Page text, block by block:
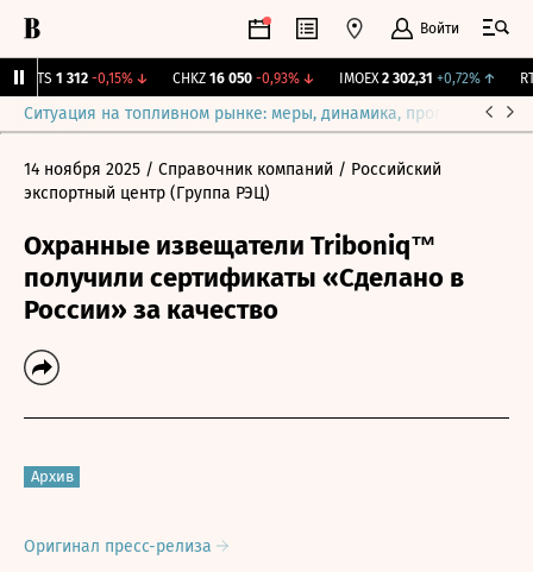
Войти
MGTS 1 312 -0,15%↓ CHKZ 16 050 -0,93%↓ IMOEX 2 302,31 +0,72%↑
Ситуация на топливном рынке: меры, динамика, прогнозы
14 ноября 2025 / Справочник компаний / Российский
экспортный центр (Группа РЭЦ)
Охранные извещатели Triboniq™
получили сертификаты «Сделано в
России» за качество
Архив
Оригинал пресс-релиза